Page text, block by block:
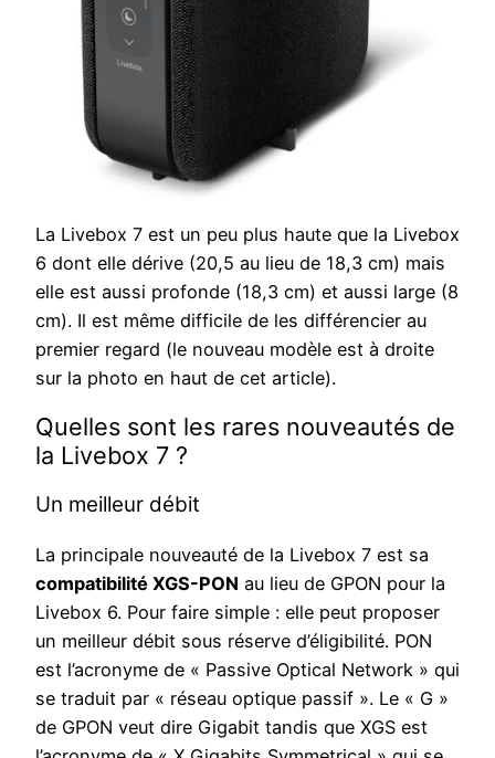
La Livebox 7 est un peu plus haute que la Livebox
6 dont elle dérive (20,5 au lieu de 18,3 cm) mais
elle est aussi profonde (18,3 cm) et aussi large (8
cm). Il est même difficile de les différencier au
premier regard (le nouveau modèle est à droite
sur la photo en haut de cet article).
Quelles sont les rares nouveautés de
la Livebox 7 ?
Un meilleur débit
La principale nouveauté de la Livebox 7 est sa
compatibilité XGS-PON au lieu de GPON pour la
Livebox 6. Pour faire simple : elle peut proposer
un meilleur débit sous réserve d’éligibilité. PON
est l’acronyme de « Passive Optical Network » qui
se traduit par « réseau optique passif ». Le « G »
de GPON veut dire Gigabit tandis que XGS est